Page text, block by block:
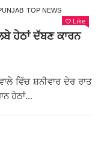
TOP NEWS
Like
ਹੇਠਾਂ ਦੱਬਣ ਕਾਰਨ
ਵਿੱਚ ਸ਼ਨੀਵਾਰ ਦੇਰ ਰਾਤ
ਹੇਠਾਂ...